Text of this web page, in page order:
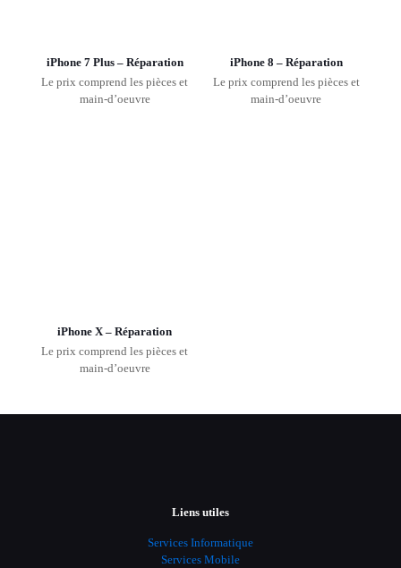
iPhone 7 Plus – Réparation
Le prix comprend les pièces et
main-d’oeuvre
iPhone 8 – Réparation
Le prix comprend les pièces et
main-d’oeuvre
iPhone X – Réparation
Le prix comprend les pièces et
main-d’oeuvre
Liens utiles
Services Informatique
Services Mobile